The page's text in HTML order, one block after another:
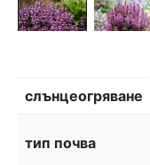
слънцеогряване
тип почва